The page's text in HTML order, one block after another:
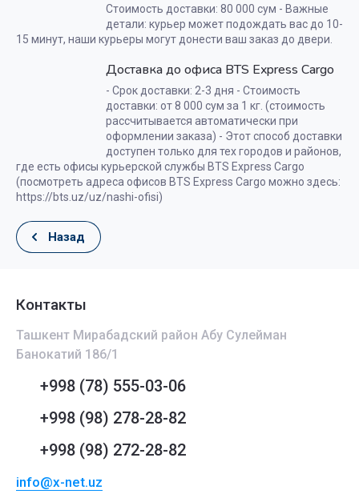
Стоимость доставки: 80 000 сум - Важные
детали: курьер может подождать вас до 10-
15 минут, наши курьеры могут донести ваш заказ до двери.
Доставка до офиса BTS Express Cargo
- Срок доставки: 2-3 дня - Стоимость
доставки: от 8 000 сум за 1 кг. (стоимость
рассчитывается автоматически при
оформлении заказа) - Этот способ доставки
доступен только для тех городов и районов,
где есть офисы курьерской службы BTS Express Cargo
(посмотреть адреса офисов BTS Express Cargo можно здесь:
https://bts.uz/uz/nashi-ofisi)
Назад
Контакты
Ташкент Мирабадский район Абу Сулейман
Банокатий 186/1
+998 (78) 555-03-06
+998 (98) 278-28-82
+998 (98) 272-28-82
info@x-net.uz